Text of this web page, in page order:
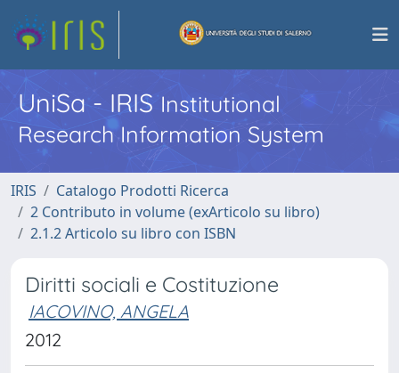
UniSa - IRISInstitutional
Research Information System
IRIS
Catalogo Prodotti Ricerca
2 Contributo in volume (exArticolo su libro)
2.1.2 Articolo su libro con ISBN
Diritti sociali e Costituzione
IACOVINO, ANGELA
2012